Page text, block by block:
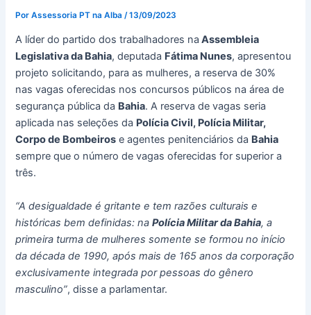
PorAssessoria PT na Alba/13/09/2023
A líder do partido dos trabalhadores na Assembleia
Legislativa da Bahia, deputada Fátima Nunes, apresentou
projeto solicitando, para as mulheres, a reserva de 30%
nas vagas oferecidas nos concursos públicos na área de
segurança pública da Bahia. A reserva de vagas seria
aplicada nas seleções da Polícia Civil, Polícia Militar,
Corpo de Bombeiros e agentes penitenciários da Bahia
sempre que o número de vagas oferecidas for superior a
três.
“A desigualdade é gritante e tem razões culturais e
históricas bem definidas: naPolícia Militar da Bahia, a
primeira turma de mulheres somente se formou no início
da década de 1990, após mais de 165 anos da corporação
exclusivamente integrada por pessoas do gênero
masculino”, disse a parlamentar.